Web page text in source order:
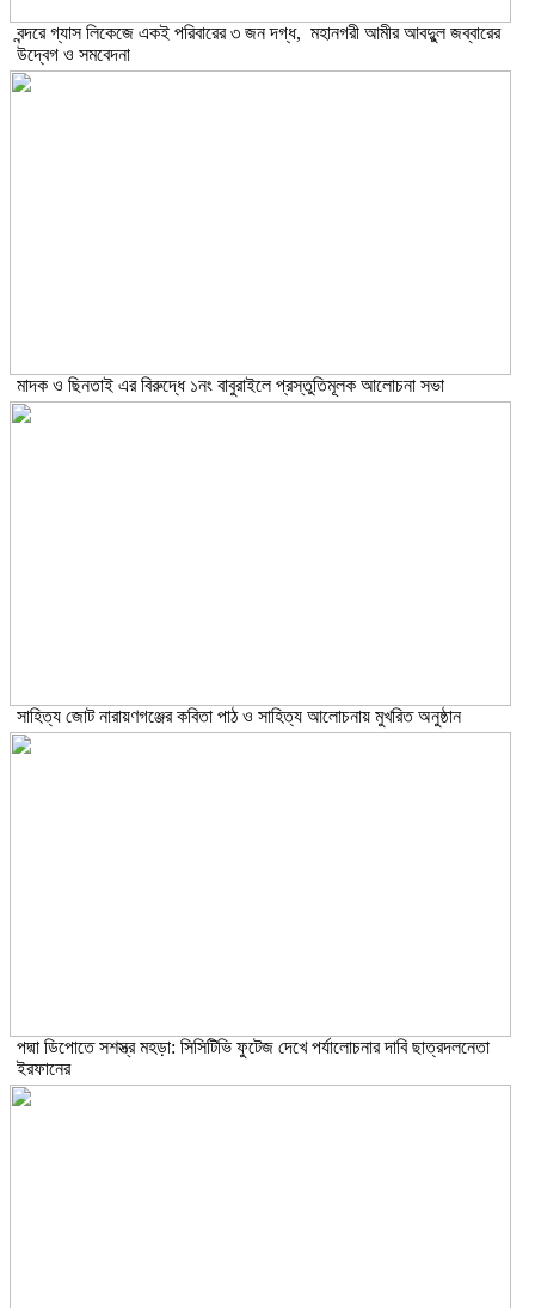
বন্দরে গ্যাস লিকেজে একই পরিবারের ৩ জন দগ্ধ, মহানগরী আমীর আবদুুল জব্বারের
উদ্বেগ ও সমবেদনা
মাদক ও ছিনতাই এর বিরুদ্ধে ১নং বাবুরাইলে প্রস্তুতিমূলক আলোচনা সভা
সাহিত্য জোট নারায়ণগঞ্জের কবিতা পাঠ ও সাহিত্য আলোচনায় মুখরিত অনুষ্ঠান
পদ্মা ডিপোতে সশস্ত্র মহড়া: সিসিটিভি ফুটেজ দেখে পর্যালোচনার দাবি ছাত্রদলনেতা
ইরফানের